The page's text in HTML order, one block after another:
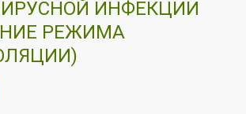
ИНФЕКЦИИ
РЕЖИМА